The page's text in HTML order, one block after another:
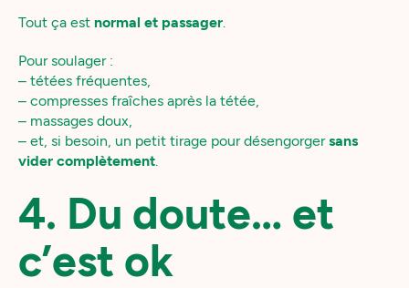
Tout ça est normal et passager.
Pour soulager :
– tétées fréquentes,
– compresses fraîches après la tétée,
– massages doux,
– et, si besoin, un petit tirage pour désengorgersans
vider complètement.
4. Du doute… et
c’est ok